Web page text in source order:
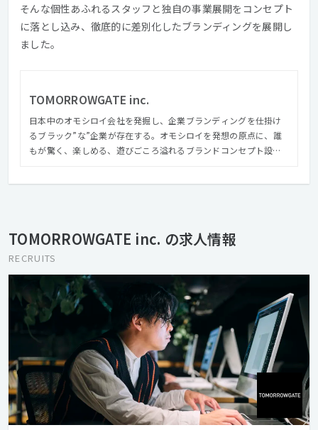
そんな個性あふれるスタッフと独自の事業展開をコンセプト
に落とし込み、徹底的に差別化したブランディングを展開し
ました。
TOMORROWGATE inc.
日本中のオモシロイ会社を発掘し、企業ブランディングを仕掛け
るブラック”な”企業が存在する。オモシロイを発想の原点に、誰
もが驚く、楽しめる、遊びごころ溢れるブランドコンセプト設計
TOMORROWGATE inc. の求人情報
RECRUITS